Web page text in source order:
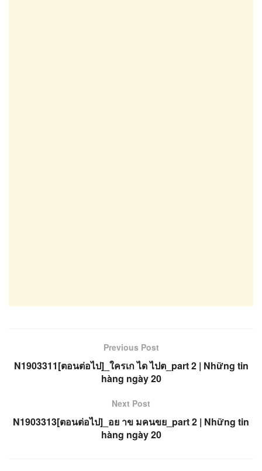
Previous Post
N1903311[ตอนต่อไป]_ใครเก ได ไปต_part 2 | Những tin
hàng ngày 20
Next Post
N1903313[ตอนต่อไป]_อย าข มคนขย_part 2 | Những tin
hàng ngày 20